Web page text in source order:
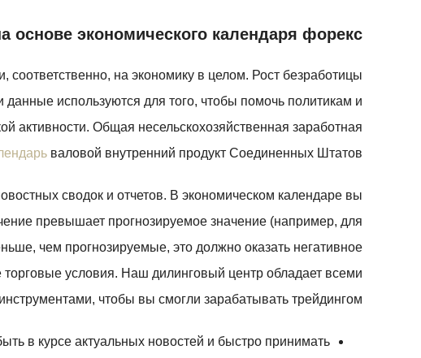
основе экономического календаря форекс
на экономику в целом. Рост безработицы
используются для того, чтобы помочь политикам и
активности. Общая несельскохозяйственная заработная
валовой внутренний продукт Соединенных Штатов.
сводок и отчетов. В экономическом календаре вы
превышает прогнозируемое значение (например, для
чем прогнозируемые, это должно оказать негативное
условия. Наш дилинговый центр обладает всеми
чтобы вы смогли зарабатывать трейдингом.
в курсе актуальных новостей и быстро принимать